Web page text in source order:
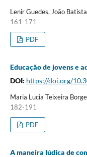
Lenir Guedes, João
161-171
PDF
Educação de jovens e
DOI: https://doi.org/
Maria Lucia Teixeira
182-191
PDF
A maneira lúdica de